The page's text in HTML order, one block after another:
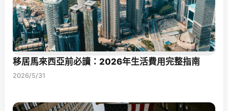
移居馬來西亞前必讀：2026年生活費用完整指南
2026/5/31